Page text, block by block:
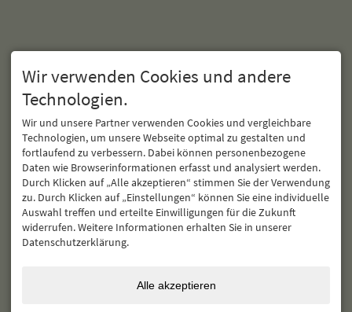
CHALET F
KATHRIN UND FLORIANFÄSSLER
PANORAMAWEG 21
87527OFTERSCHWANG
TEL:+49 8321 618 58 62
INFO@CHALET-F.DE
Wir verwenden Cookies und andere
Technologien.
Wir und unsere Partner verwenden Cookies und vergleichbare
Technologien, um unsere Webseite optimal zu gestalten und
fortlaufend zu verbessern. Dabei können personenbezogene
Daten wie Browserinformationen erfasst und analysiert werden.
Durch Klicken auf „Alle akzeptieren“ stimmen Sie der Verwendung
zu. Durch Klicken auf „Einstellungen“ können Sie eine individuelle
Auswahl treffen und erteilte Einwilligungen für die Zukunft
widerrufen. Weitere Informationen erhalten Sie in unserer
Datenschutzerklärung.
Alle akzeptieren